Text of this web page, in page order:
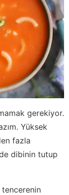
gerekiyor.
Yüksek
fazla
de dibinin tutup